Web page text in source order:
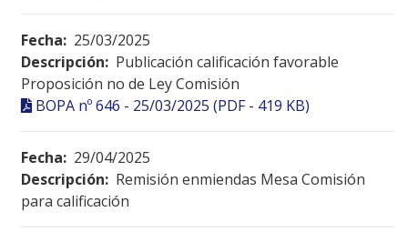
Fecha: 25/03/2025
Descripción: Publicación calificación favorable
Proposición no de Ley Comisión
BOPA nº 646 - 25/03/2025 (PDF - 419 KB)
Fecha: 29/04/2025
Descripción: Remisión enmiendas Mesa Comisión
para calificación